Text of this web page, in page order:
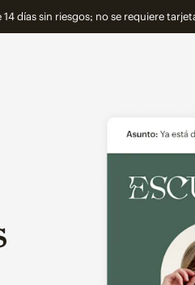
días sin riesgos; no se requiere